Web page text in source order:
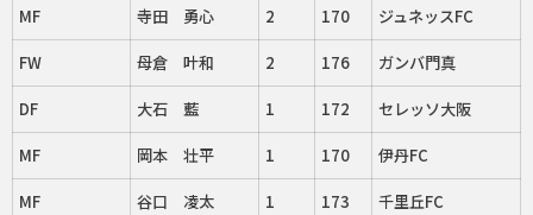
MF 寺田 勇心 2 170 ジュネッスFC
FW 母倉 叶和 2 176 ガンバ門真
DF 大石 藍 1 172 セレッソ大阪
MF 岡本 壮平 1 170 伊丹FC
MF 谷口 凌太 1 173 千里丘FC